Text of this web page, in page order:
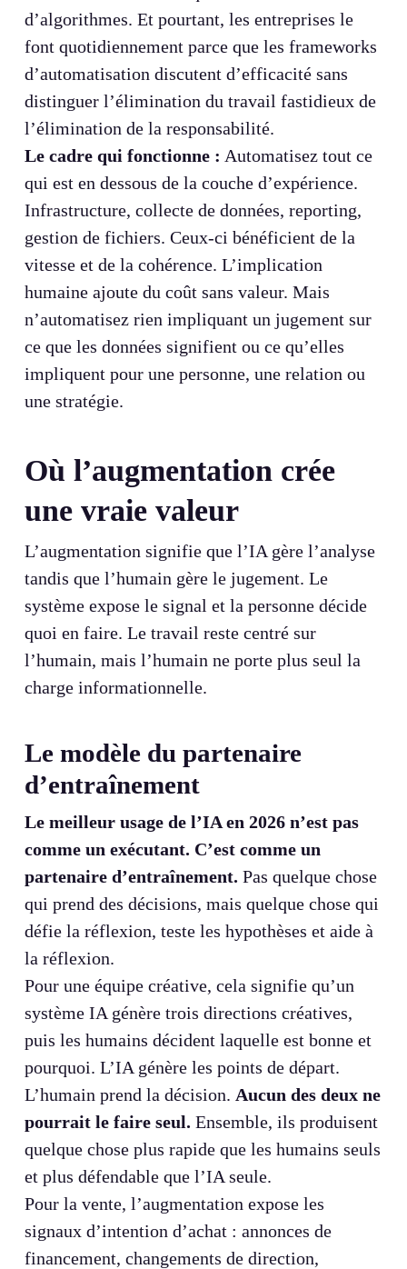
d’algorithmes. Et pourtant, les entreprises le
font quotidiennement parce que les frameworks
d’automatisation discutent d’efficacité sans
distinguer l’élimination du travail fastidieux de
l’élimination de la responsabilité.
Le cadre qui fonctionne : Automatisez tout ce
qui est en dessous de la couche d’expérience.
Infrastructure, collecte de données, reporting,
gestion de fichiers. Ceux-ci bénéficient de la
vitesse et de la cohérence. L’implication
humaine ajoute du coût sans valeur. Mais
n’automatisez rien impliquant un jugement sur
ce que les données signifient ou ce qu’elles
impliquent pour une personne, une relation ou
une stratégie.
Où l’augmentation crée
une vraie valeur
L’augmentation signifie que l’IA gère l’analyse
tandis que l’humain gère le jugement. Le
système expose le signal et la personne décide
quoi en faire. Le travail reste centré sur
l’humain, mais l’humain ne porte plus seul la
charge informationnelle.
Le modèle du partenaire
d’entraînement
Le meilleur usage de l’IA en 2026 n’est pas
comme un exécutant. C’est comme un
partenaire d’entraînement. Pas quelque chose
qui prend des décisions, mais quelque chose qui
défie la réflexion, teste les hypothèses et aide à
la réflexion.
Pour une équipe créative, cela signifie qu’un
système IA génère trois directions créatives,
puis les humains décident laquelle est bonne et
pourquoi. L’IA génère les points de départ.
L’humain prend la décision. Aucun des deux ne
pourrait le faire seul. Ensemble, ils produisent
quelque chose plus rapide que les humains seuls
et plus défendable que l’IA seule.
Pour la vente, l’augmentation expose les
signaux d’intention d’achat : annonces de
financement, changements de direction,